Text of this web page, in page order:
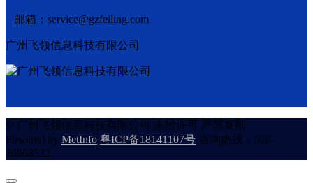
邮箱：service@gzfeiling.com
广州飞领信息科技有限公司
© 广州飞领信息科技有限公司 未经许可 严禁复制
Powered by MetInfo 粤ICP备18141107号 咨询热线：020-
36968532